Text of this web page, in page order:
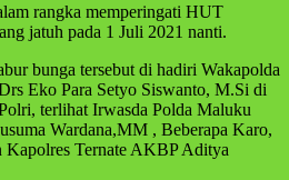
rangka memperingati HUT
jatuh pada 1 Juli 2021 nanti.
bunga tersebut di hadiri Wakapolda
Eko Para Setyo Siswanto, M.Si di
terlihat Irwasda Polda Maluku
Wardana,MM , Beberapa Karo,
Ternate AKBP Aditya